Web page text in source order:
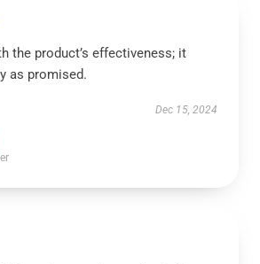
the product’s effectiveness; it
as promised.
Dec 15, 2024